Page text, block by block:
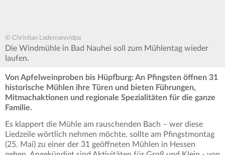
© Christian Lademann/dpa
Die Windmühle in Bad Nauhei soll zum Mühlentag wieder
laufen.
Von Apfelweinproben bis Hüpfburg: An Pfingsten öffnen 31
historische Mühlen ihre Türen und bieten Führungen,
Mitmachaktionen und regionale Spezialitäten für die ganze
Familie.
Es klappert die Mühle am rauschenden Bach – wer diese
Liedzeile wörtlich nehmen möchte, sollte am Pfingstmontag
(25. Mai) zu einer der 31 geöffneten Mühlen in Hessen